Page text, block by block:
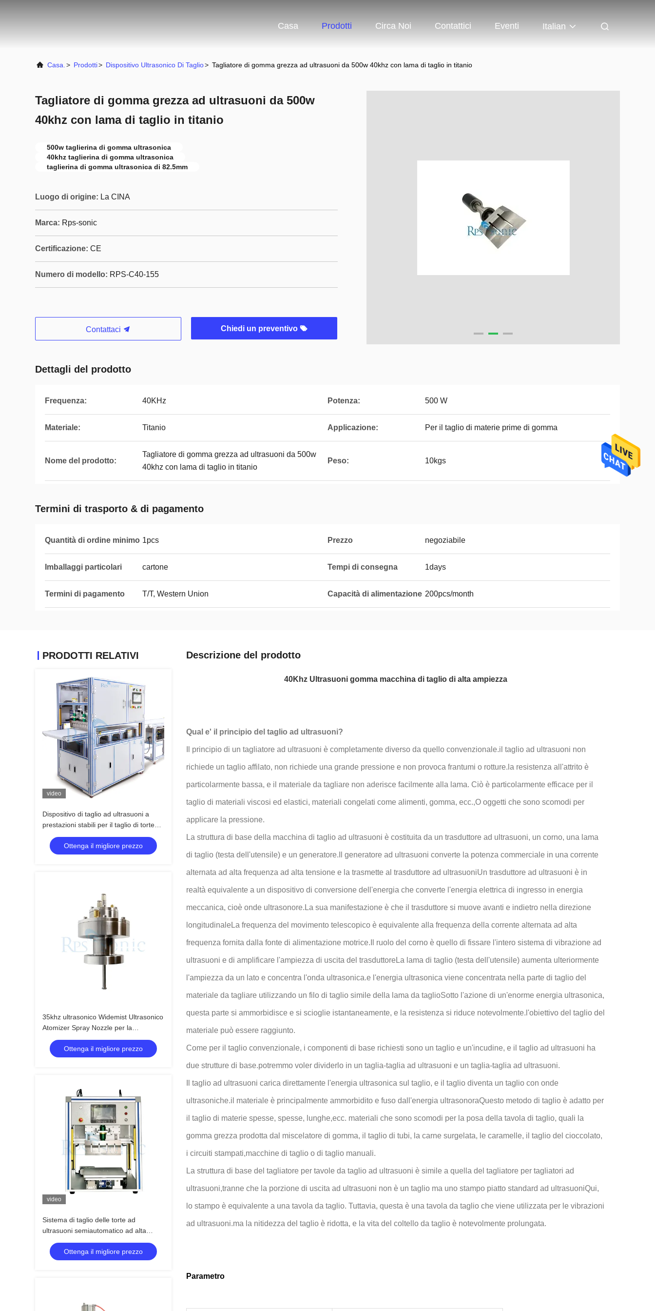
Casa Prodotti Circa Noi Contattici Eventi Italian
Casa. > Prodotti> Dispositivo Ultrasonico Di Taglio> Tagliatore di gomma grezza ad ultrasuoni da 500w 40khz con lama di taglio in titanio
Tagliatore di gomma grezza ad ultrasuoni da 500w
40khz con lama di taglio in titanio
500w taglierina di gomma ultrasonica
40khz taglierina di gomma ultrasonica
taglierina di gomma ultrasonica di 82.5mm
Luogo di origine: La CINA
Marca: Rps-sonic
Certificazione: CE
Numero di modello: RPS-C40-155
Contattaci Chiedi un preventivo
Dettagli del prodotto
Frequenza: 40KHz Potenza: 500 W
Materiale: Titanio Applicazione: Per il taglio di materie prime di gomma
Nome del prodotto:
Tagliatore di gomma grezza ad ultrasuoni da 500w
40khz con lama di taglio in titanio
Peso: 10kgs
Termini di trasporto & di pagamento
Quantità di ordine minimo 1pcs Prezzo negoziabile
Imballaggi particolari cartone Tempi di consegna 1days
Termini di pagamento T/T, Western Union Capacità di alimentazione 200pcs/month
PRODOTTI RELATIVI
video
Dispositivo di taglio ad ultrasuoni a
prestazioni stabili per il taglio di torte
con lama larga e facile utilizzo per
panetteria e ristorazione
Ottenga il migliore prezzo
35khz ultrasonico Widemist Ultrasonico
Atomizer Spray Nozzle per la
produzione di celle a combustibile
Ottenga il migliore prezzo
video
Sistema di taglio delle torte ad
ultrasuoni semiautomatico ad alta
efficienza coltello ad ultrasuoni per
macchina da forno
Ottenga il migliore prezzo
Descrizione del prodotto
40Khz Ultrasuoni gomma macchina di taglio di alta ampiezza
Qual e' il principio del taglio ad ultrasuoni?
Il principio di un tagliatore ad ultrasuoni è completamente diverso da quello convenzionale.il taglio ad ultrasuoni non
richiede un taglio affilato, non richiede una grande pressione e non provoca frantumi o rotture.la resistenza all'attrito è
particolarmente bassa, e il materiale da tagliare non aderisce facilmente alla lama. Ciò è particolarmente efficace per il
taglio di materiali viscosi ed elastici, materiali congelati come alimenti, gomma, ecc.,O oggetti che sono scomodi per
applicare la pressione.
La struttura di base della macchina di taglio ad ultrasuoni è costituita da un trasduttore ad ultrasuoni, un corno, una lama
di taglio (testa dell'utensile) e un generatore.Il generatore ad ultrasuoni converte la potenza commerciale in una corrente
alternata ad alta frequenza ad alta tensione e la trasmette al trasduttore ad ultrasuoniUn trasduttore ad ultrasuoni è in
realtà equivalente a un dispositivo di conversione dell'energia che converte l'energia elettrica di ingresso in energia
meccanica, cioè onde ultrasonore.La sua manifestazione è che il trasduttore si muove avanti e indietro nella direzione
longitudinaleLa frequenza del movimento telescopico è equivalente alla frequenza della corrente alternata ad alta
frequenza fornita dalla fonte di alimentazione motrice.Il ruolo del corno è quello di fissare l'intero sistema di vibrazione ad
ultrasuoni e di amplificare l'ampiezza di uscita del trasduttoreLa lama di taglio (testa dell'utensile) aumenta ulteriormente
l'ampiezza da un lato e concentra l'onda ultrasonica.e l'energia ultrasonica viene concentrata nella parte di taglio del
materiale da tagliare utilizzando un filo di taglio simile della lama da taglioSotto l'azione di un'enorme energia ultrasonica,
questa parte si ammorbidisce e si scioglie istantaneamente, e la resistenza si riduce notevolmente.l'obiettivo del taglio del
materiale può essere raggiunto.
Come per il taglio convenzionale, i componenti di base richiesti sono un taglio e un'incudine, e il taglio ad ultrasuoni ha
due strutture di base.potremmo voler dividerlo in un taglia-taglia ad ultrasuoni e un taglia-taglia ad ultrasuoni.
Il taglio ad ultrasuoni carica direttamente l'energia ultrasonica sul taglio, e il taglio diventa un taglio con onde
ultrasoniche.il materiale è principalmente ammorbidito e fuso dall'energia ultrasonoraQuesto metodo di taglio è adatto per
il taglio di materie spesse, spesse, lunghe,ecc. materiali che sono scomodi per la posa della tavola di taglio, quali la
gomma grezza prodotta dal miscelatore di gomma, il taglio di tubi, la carne surgelata, le caramelle, il taglio del cioccolato,
i circuiti stampati,macchine di taglio o di taglio manuali.
La struttura di base del tagliatore per tavole da taglio ad ultrasuoni è simile a quella del tagliatore per tagliatori ad
ultrasuoni,tranne che la porzione di uscita ad ultrasuoni non è un taglio ma uno stampo piatto standard ad ultrasuoniQui,
lo stampo è equivalente a una tavola da taglio. Tuttavia, questa è una tavola da taglio che viene utilizzata per le vibrazioni
ad ultrasuoni.ma la nitidezza del taglio è ridotta, e la vita del coltello da taglio è notevolmente prolungata.
Parametro